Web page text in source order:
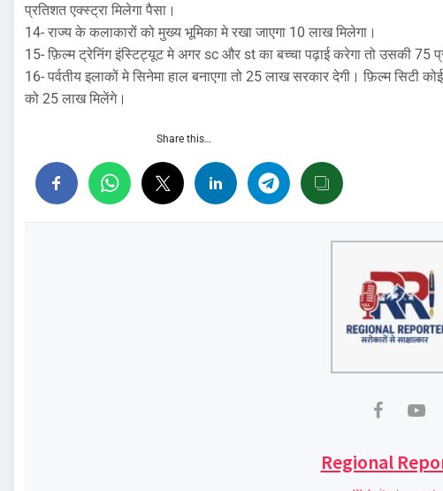
प्रतिशत एक्स्ट्रा मिलेगा पैसा।
14- राज्य के कलाकारों को मुख्य भूमिका मे रखा जाएगा 10 लाख मिलेगा।
15- फ़िल्म ट्रेनिंग इंस्टिट्यूट मे अगर sc और st का बच्चा पढ़ाई करेगा तो उसकी 75
16- पर्वतीय इलाकों मे सिनेमा हाल बनाएगा तो 25 लाख सरकार देगी। फ़िल्म सिटी
को 25 लाख मिलेंगे।
Share this…
Regional